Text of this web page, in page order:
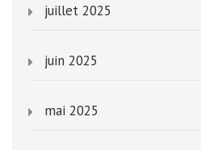
juillet 2025
juin 2025
mai 2025